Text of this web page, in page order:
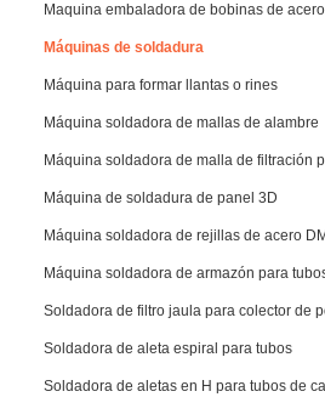
Maquina embaladora de bobinas de acero
Máquinas de soldadura
Máquina para formar llantas o rines
Máquina soldadora de mallas de alambre
Máquina soldadora de malla de filtración
Máquina de soldadura de panel 3D
Máquina soldadora de rejillas de acero
Máquina soldadora de armazón para
Soldadora de filtro jaula para colector de
Soldadora de aleta espiral para tubos
Soldadora de aletas en H para tubos de